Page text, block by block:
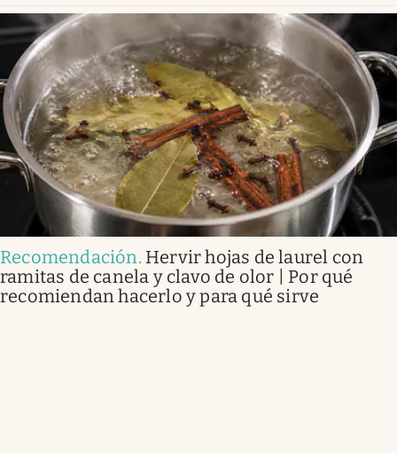
Recomendación. Hervir hojas de laurel con
ramitas de canela y clavo de olor | Por qué
recomiendan hacerlo y para qué sirve